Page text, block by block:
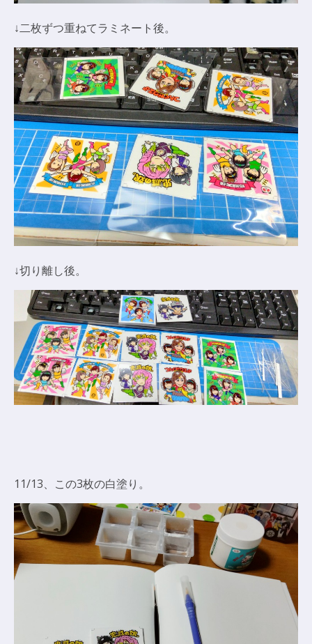
↓二枚ずつ重ねてラミネート後。
↓切り離し後。
11/13、この3枚の白塗り。